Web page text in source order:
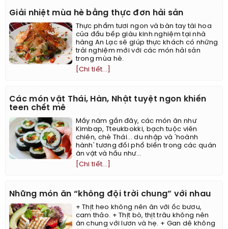
Giải nhiệt mùa hè bằng thực đơn hải sản
Thực phẩm tươi ngon và bàn tay tài hoa
của đầu bếp giàu kinh nghiệm tại nhà
hàng An Lạc sẽ giúp thực khách có những
trải nghiệm mới với các món hải sản
trong mùa hè.
[Chi tiết...]
Các món vặt Thái, Hàn, Nhật tuyệt ngon khiến
teen chết mê
Mấy năm gần đây, các món ăn như
Kimbap, Tteukbokki, bạch tuộc viên
chiên, chè Thái... du nhập và 'hoành
hành' tương đối phổ biến trong các quán
ăn vặt và hầu như...
[Chi tiết...]
Những món ăn “không đội trời chung” với nhau
+ Thịt heo không nên ăn với ốc bươu,
cam thảo. + Thịt bò, thịt trâu không nên
ăn chung với lươn và hẹ. + Gan dê không